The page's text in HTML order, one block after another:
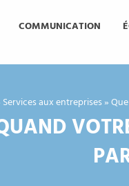
COMMUNICATION
Services aux entreprises»